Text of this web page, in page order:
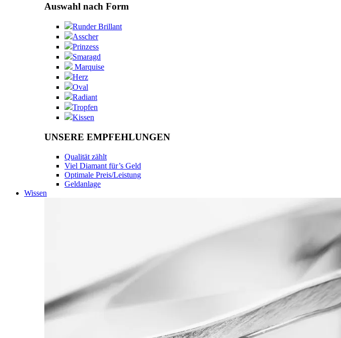
Auswahl nach Form
Runder Brillant
Asscher
Prinzess
Smaragd
Marquise
Herz
Oval
Radiant
Tropfen
Kissen
UNSERE EMPFEHLUNGEN
Qualität zählt
Viel Diamant für’s Geld
Optimale Preis/Leistung
Geldanlage
Wissen